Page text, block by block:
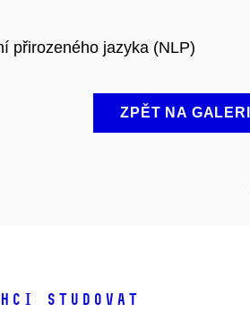
přirozeného jazyka (NLP)
ZPĚT NA GALERII
STUDOVAT